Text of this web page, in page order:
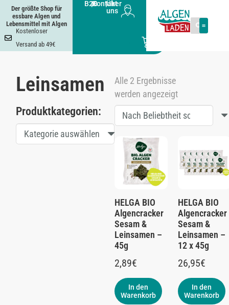
Der größte Shop für
essbare Algen und
Lebensmittel mit Algen
Kostenloser
Versand ab 49€
B2B
|Kontakt
|Über
uns
Leinsamen
Produktkategorien:
Kategorie auswählen
Alle 2 Ergebnisse
werden angezeigt
HELGA BIO
Algencracker
Sesam &
Leinsamen –
45g
2,89€
In den
Warenkorb
HELGA BIO
Algencracker
Sesam &
Leinsamen –
12 x 45g
26,95€
In den
Warenkorb